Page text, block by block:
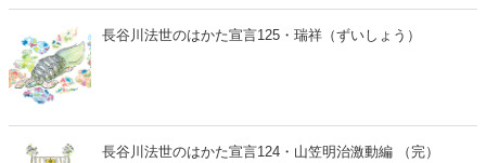
長谷川法世のはかた宣言125・瑞祥（ずいしょう）
長谷川法世のはかた宣言124・山笠明治激動編 （完）